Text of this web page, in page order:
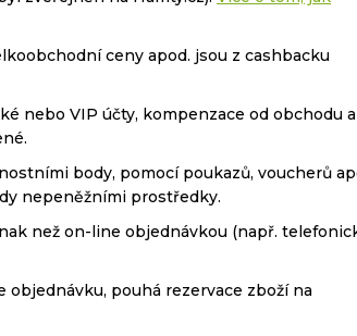
ceny apod. jsou z cashbacku
nebo VIP účty, kompenzace od obchodu a
body, pomocí poukazů, voucherů
nepeněžními prostředky.
než on-line objednávkou (např.
pouhá rezervace zboží na